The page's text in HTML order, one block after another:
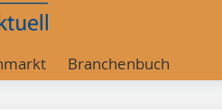
Branchenbuch